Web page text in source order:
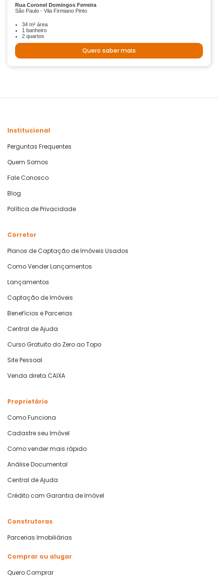
Rua Coronel Domingos Ferreira
São Paulo - Vila Firmiano Pinto
34 m² área
1 banheiro
2 quartos
Quero saber mais
Institucional
Perguntas Frequentes
Quem Somos
Fale Conosco
Blog
Política de Privacidade
Corretor
Planos de Captação de Imóveis Usados
Como Vender Lançamentos
Lançamentos
Captação de Imóveis
Benefícios e Parcerias
Central de Ajuda
Curso Gratuito do Zero ao Topo
Site Pessoal
Venda direta CAIXA
Proprietário
Como Funciona
Cadastre seu Imóvel
Como vender mais rápido
Análise Documental
Central de Ajuda
Crédito com Garantia de Imóvel
Construtoras
Parcerias Imobiliárias
Comprar ou alugar
Quero Comprar